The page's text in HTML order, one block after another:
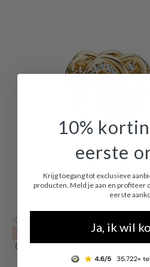
-30%
SALE10
10%
eerste
Krijg toegang tot exclusieve
producten. Meld je aan en profiteer
eerste
Ja, ik wil